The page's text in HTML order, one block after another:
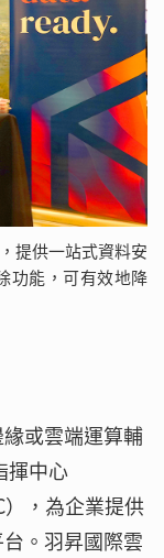
提供一站式資料安
功能，可有效地降
或雲端運算輔
揮中心
），為企業提供
。羽昇國際雲